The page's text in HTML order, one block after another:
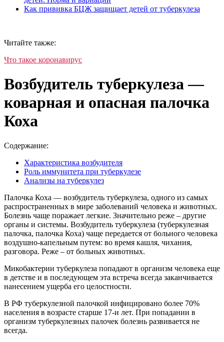
Как прививка БЦЖ защищает детей от туберкулеза
Читайте также:
Что такое коронавирус
Возбудитель туберкулеза —
коварная и опасная палочка
Коха
Содержание:
Характеристика возбудителя
Роль иммунитета при туберкулезе
Анализы на туберкулез
Палочка Коха — возбудитель туберкулеза, одного из самых
распространенных в мире заболеваний человека и животных.
Болезнь чаще поражает легкие. Значительно реже – другие
органы и системы. Возбудитель туберкулеза (туберкулезная
палочка, палочка Коха) чаще передается от больного человека
воздушно-капельным путем: во время кашля, чихания,
разговора. Реже – от больных животных.
Микобактерии туберкулеза попадают в организм человека еще
в детстве и в последующем эта встреча всегда заканчивается
нанесением ущерба его целостности.
В РФ туберкулезной палочкой инфицировано более 70%
населения в возрасте старше 17-и лет. При попадании в
организм туберкулезных палочек болезнь развивается не
всегда.